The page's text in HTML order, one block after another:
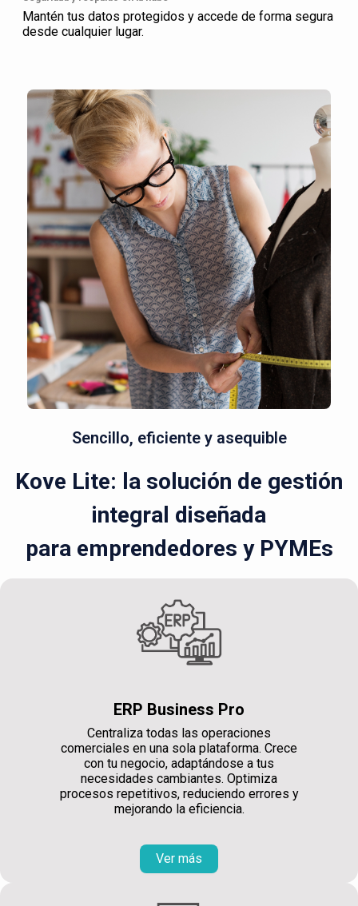
Mantén tus datos protegidos y accede de forma segura
desde cualquier lugar.
Sencillo, eficiente y asequible
Kove Lite: la solución de gestión
integral diseñada
para emprendedores y PYMEs
ERP Business Pro
Centraliza todas las operaciones
comerciales en una sola plataforma. Crece
con tu negocio, adaptándose a tus
necesidades cambiantes. Optimiza
procesos repetitivos, reduciendo errores y
mejorando la eficiencia.
Ver más